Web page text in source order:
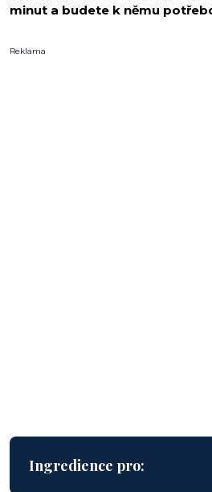
minut a budete k němu
Reklama
Ingredience pro: